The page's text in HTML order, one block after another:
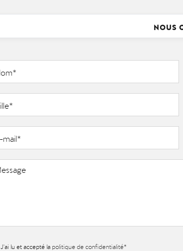
NOUS
J'ai lu et accepté la politique de confidentialité*